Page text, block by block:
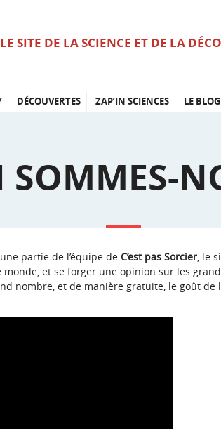
LE SITE DE LA SCIENCE ET DE LA
DÉCOUVERTES ZAP’IN SCIENCES LE
SOMMES-
partie de l’équipe de C’est pas Sorcier, le
et se forger une opinion sur les
nombre, et de manière gratuite, le goût